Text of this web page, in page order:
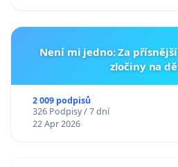
Není mi jedno: Za
zločiny na
2 009 podpisů
326 Podpisy / 7 dní
22 Apr 2026